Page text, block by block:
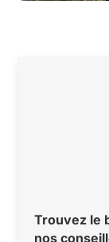
Trouvez le
nos